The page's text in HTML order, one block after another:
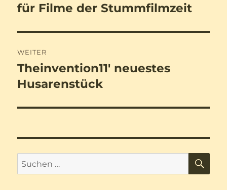
Beitrag:
für Filme der Stummfilmzeit
WEITER
Nächster
Beitrag:
Theinvention11′ neuestes
Husarenstück
Suchen
nach: